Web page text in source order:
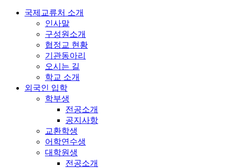
국제교류처 소개
인사말
구성원소개
협정교 현황
기관동아리
오시는 길
학교 소개
외국인 입학
학부생
전공소개
공지사항
교환학생
어학연수생
대학원생
전공소개